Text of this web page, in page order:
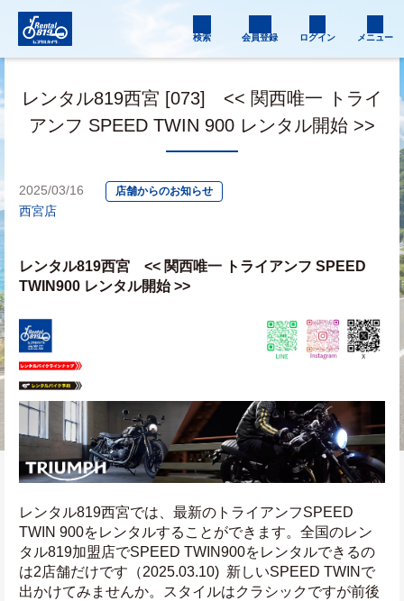
検索 会員登録 ログイン メニュー
レンタル819西宮 [073] << 関西唯一 トライ
アンフ SPEED TWIN 900 レンタル開始 >>
2025/03/16 店舗からのお知らせ
西宮店
レンタル819西宮　<< 関西唯一 トライアンフ SPEED
TWIN900 レンタル開始 >>
レンタル819西宮では、最新のトライアンフSPEED
TWIN 900をレンタルすることができます。全国のレン
タル819加盟店でSPEED TWIN900をレンタルできるの
は2店舗だけです（2025.03.10)  新しいSPEED TWINで
出かけてみませんか。スタイルはクラシックですが前後